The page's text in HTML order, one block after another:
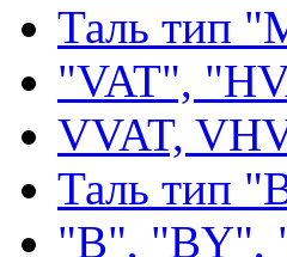
Таль тип
"VAT",
VVAT,
Таль тип
"В", "BY",